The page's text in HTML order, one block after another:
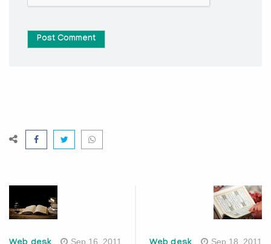
Post Comment
Sep 16, 2011 Sep 18, 2011